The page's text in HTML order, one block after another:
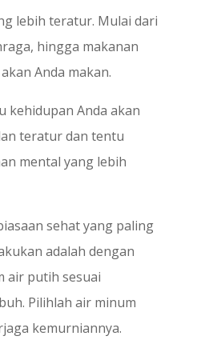
lebih teratur. Mulai dari
hingga makanan
Anda makan.
kehidupan Anda akan
teratur dan tentu
mental yang lebih
sehat yang paling
adalah dengan
air putih sesuai
Pilihlah air minum
kemurniannya.